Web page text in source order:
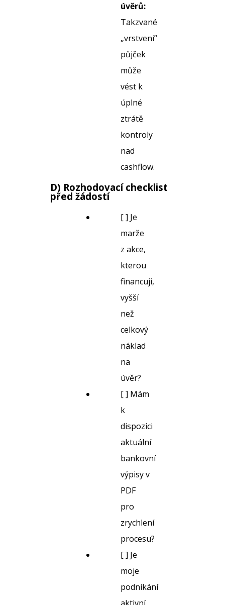
úvěrů:
Takzvané
„vrstvení“
půjček
může
vést k
úplné
ztrátě
kontroly
nad
cashflow.
D) Rozhodovací checklist
před žádostí
[ ] Je
marže
z akce,
kterou
financuji,
vyšší
než
celkový
náklad
na
úvěr?
[ ] Mám
k
dispozici
aktuální
bankovní
výpisy v
PDF
pro
zrychlení
procesu?
[ ] Je
moje
podnikání